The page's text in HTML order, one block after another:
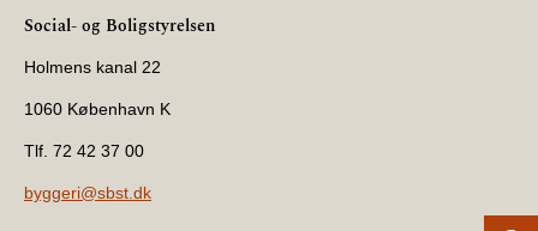
Social- og Boligstyrelsen
Holmens kanal 22
1060 København K
Tlf. 72 42 37 00
byggeri@sbst.dk